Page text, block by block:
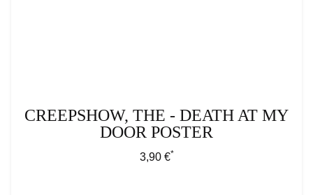
CREEPSHOW, THE - DEATH AT MY
DOOR POSTER
Regulärer Preis:
3,90 €*